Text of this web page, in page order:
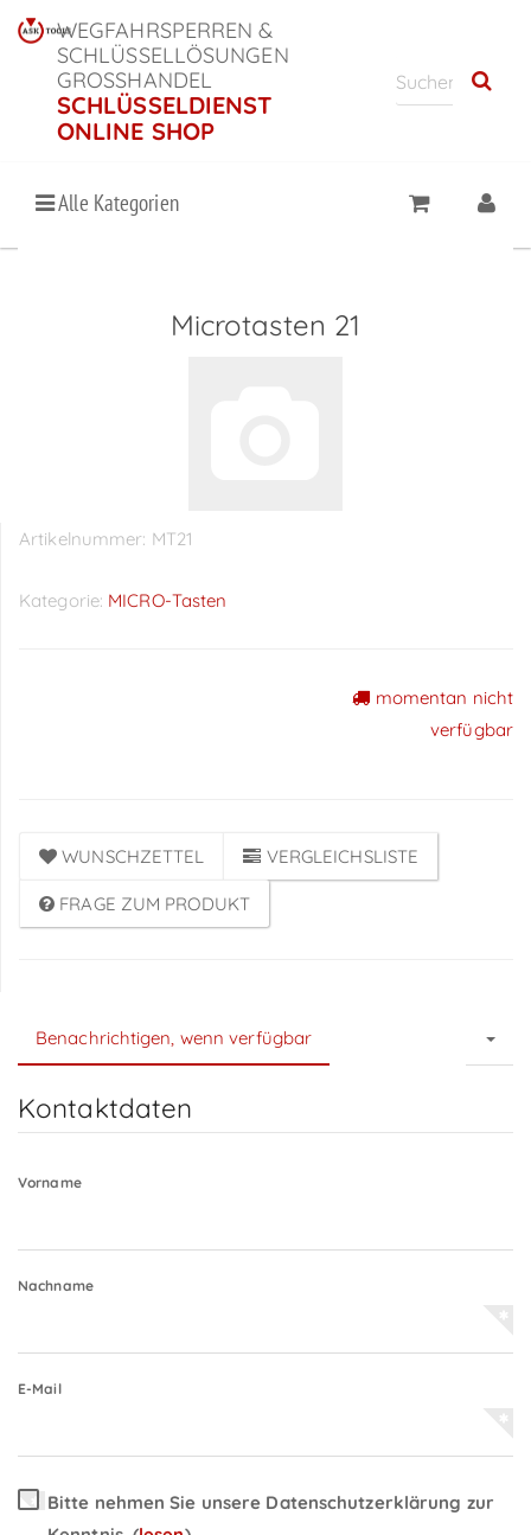
WEGFAHRSPERREN &
SCHLÜSSELLÖSUNGEN
GROSSHANDEL
SCHLÜSSELDIENST
ONLINE SHOP
Alle Kategorien
Microtasten 21
Artikelnummer: MT21
Kategorie: MICRO-Tasten
momentan nicht
verfügbar
WUNSCHZETTEL VERGLEICHSLISTE
FRAGE ZUM PRODUKT
Benachrichtigen, wenn verfügbar
Kontaktdaten
Vorname
Nachname
E-Mail
Bitte nehmen Sie unsere Datenschutzerklärung zur